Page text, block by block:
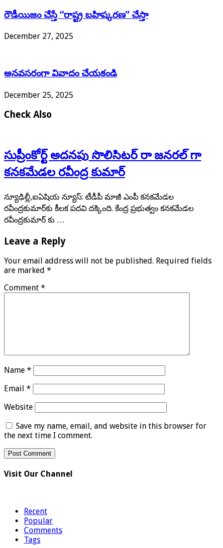
రౌడీయిజం చేస్తే “రాష్ట్ర బహిష్కరణ” చేస్తా
December 27, 2025
అనవసరంగా వివాదం చేయకండి
December 25, 2025
Check Also
సుప్రీంకోర్ట్ అదనపు సొలిసిటర్ రా జనరల్ గా
కనకమేడల రవీంద్ర కుమార్
న్యూఢిల్లీ,ఐఏషియ న్యూస్: టీడీపీ మాజీ ఎంపీ కనకమేడల
రవీంద్రకుమార్‌కు కీలక పదవి దక్కింది. కేంద్ర ప్రభుత్వం కనకమేడల
రవీంద్రకుమార్ ‌కు …
Leave a Reply
Your email address will not be published. Required fields
are marked *
Comment *
Name *
Email *
Website
Save my name, email, and website in this browser for
the next time I comment.
Visit Our Channel
Recent
Popular
Comments
Tags